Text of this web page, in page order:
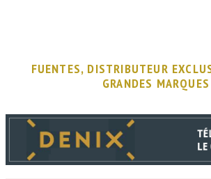
FUENTES, DISTRIBUTEUR
GRANDES MARQUES